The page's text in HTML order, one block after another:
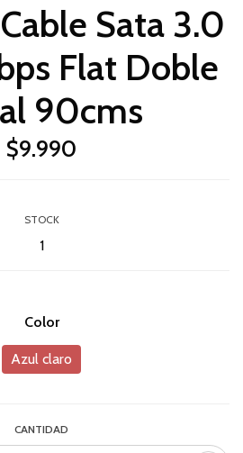
Sata 3.0
Flat Doble
90cms
$9.990
STOCK
1
Color
Azul claro
CANTIDAD